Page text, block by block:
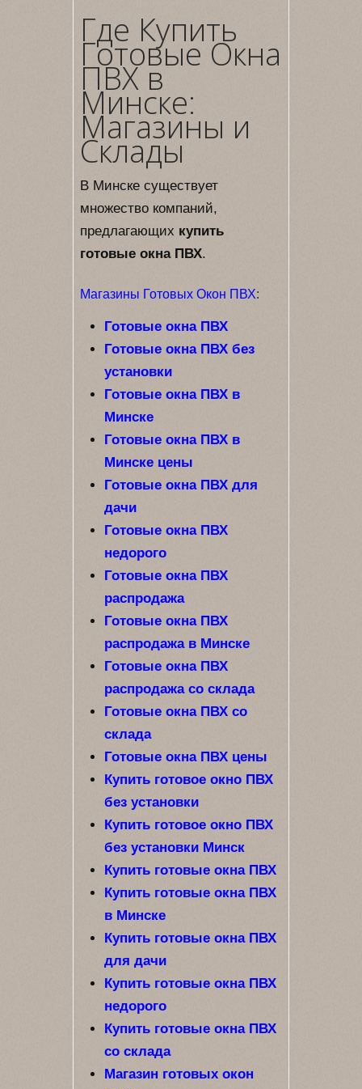
Где Купить
Готовые Окна
ПВХ в
Минске:
Магазины и
Склады
В Минске существует
множество компаний,
предлагающих купить
готовые окна ПВХ.
Магазины Готовых Окон ПВХ:
Готовые окна ПВХ
Готовые окна ПВХ без
установки
Готовые окна ПВХ в
Минске
Готовые окна ПВХ в
Минске цены
Готовые окна ПВХ для
дачи
Готовые окна ПВХ
недорого
Готовые окна ПВХ
распродажа
Готовые окна ПВХ
распродажа в Минске
Готовые окна ПВХ
распродажа со склада
Готовые окна ПВХ со
склада
Готовые окна ПВХ цены
Купить готовое окно ПВХ
без установки
Купить готовое окно ПВХ
без установки Минск
Купить готовые окна ПВХ
Купить готовые окна ПВХ
в Минске
Купить готовые окна ПВХ
для дачи
Купить готовые окна ПВХ
недорого
Купить готовые окна ПВХ
со склада
Магазин готовых окон